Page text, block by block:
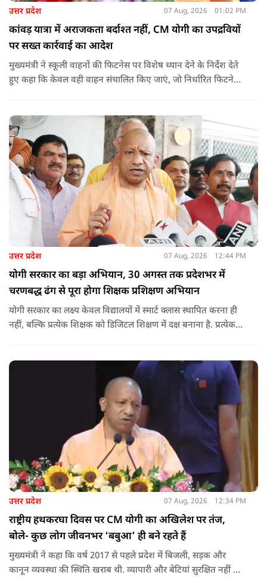
उत्तर प्रदेश 07 Aug, 2026 01:02 PM
कांवड़ यात्रा में अराजकता बर्दाश्त नहीं, CM योगी का उपद्रवियों
पर सख्त कार्रवाई का आदेश
मुख्यमंत्री ने स्कूली वाहनों की फिटनेस पर विशेष ध्यान देने के निर्देश देते
हुए कहा कि केवल वही वाहन संचालित किए जाएं, जो निर्धारित फिटनेस
ताकि विद्यार्थियों और आम नागरिकों की सुरक्षा सुनिश्चित की जा सके.
उत्तर प्रदेश 07 Aug, 2026 12:44 PM
योगी सरकार का बड़ा अभियान, 30 अगस्त तक प्रदेशभर में
चरणबद्ध ढंग से पूरा होगा शिक्षक प्रशिक्षण अभियान
योगी सरकार का लक्ष्य केवल विद्यालयों में स्मार्ट क्लास स्थापित करना ही
नहीं, बल्कि प्रत्येक शिक्षक को डिजिटल शिक्षण में दक्ष बनाना है. प्रत्येक
उत्तर प्रदेश 07 Aug, 2026 12:34 PM
राष्ट्रीय हथकरघा दिवस पर CM योगी का अखिलेश पर तंज,
बोले- कुछ लोग जीवनभर ‘बबुआ’ ही बने रहते हैं
मुख्यमंत्री ने कहा कि वर्ष 2017 से पहले प्रदेश में बिजली, सड़क और
कानून व्यवस्था की स्थिति खराब थी. व्यापारी और बेटियां सुरक्षित नहीं थीं.